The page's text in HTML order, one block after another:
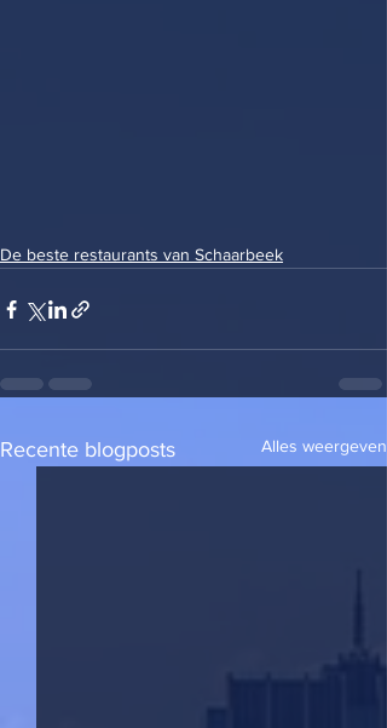
De beste restaurants van Schaarbeek
Recente blogposts Alles weergeven